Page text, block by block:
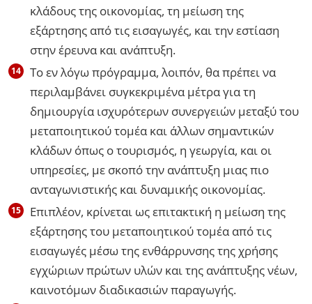
κλάδους της οικονομίας, τη μείωση της
εξάρτησης από τις εισαγωγές, και την εστίαση
στην έρευνα και ανάπτυξη.
Το εν λόγω πρόγραμμα, λοιπόν, θα πρέπει να
περιλαμβάνει συγκεκριμένα μέτρα για τη
δημιουργία ισχυρότερων συνεργειών μεταξύ του
μεταποιητικού τομέα και άλλων σημαντικών
κλάδων όπως ο τουρισμός, η γεωργία, και οι
υπηρεσίες, με σκοπό την ανάπτυξη μιας πιο
ανταγωνιστικής και δυναμικής οικονομίας.
Επιπλέον, κρίνεται ως επιτακτική η μείωση της
εξάρτησης του μεταποιητικού τομέα από τις
εισαγωγές μέσω της ενθάρρυνσης της χρήσης
εγχώριων πρώτων υλών και της ανάπτυξης νέων,
καινοτόμων διαδικασιών παραγωγής.